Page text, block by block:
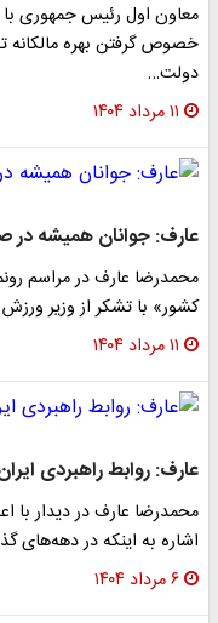
معاون اول رئیس جمهوری
خصوص گرفتن بهره
دولت…
۱۱ مرداد ۱۴۰۴
عارف: جوانان همیشه در
محمدرضا عارف در مراسم
کشور» با تشکر از وزیر
۱۱ مرداد ۱۴۰۴
عارف: روابط راهبردی
محمدرضا عارف در دیدار با
اشاره به اینکه در
۶ مرداد ۱۴۰۴